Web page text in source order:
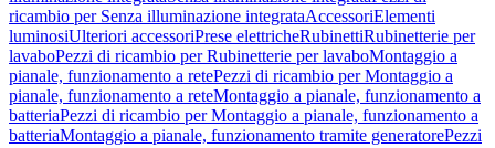
ricambio per Senza illuminazione integrataAccessoriElementi
luminosiUlteriori accessoriPrese elettricheRubinettiRubinetterie per
lavaboPezzi di ricambio per Rubinetterie per lavaboMontaggio a
pianale, funzionamento a retePezzi di ricambio per Montaggio a
pianale, funzionamento a reteMontaggio a pianale, funzionamento a
batteriaPezzi di ricambio per Montaggio a pianale, funzionamento a
batteriaMontaggio a pianale, funzionamento tramite generatorePezzi